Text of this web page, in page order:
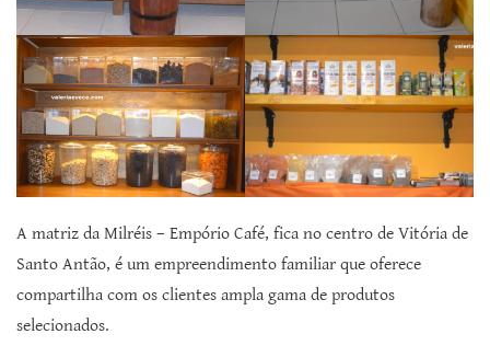
A matriz da Milréis – Empório Café, fica no centro de Vitória de
Santo Antão, é um empreendimento familiar que oferece
compartilha com os clientes ampla gama de produtos
selecionados.